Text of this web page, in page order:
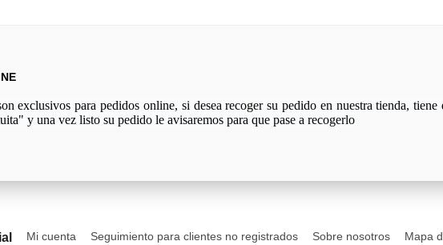
exclusivos para pedidos online, si desea recoger su pedido en nuestra tienda,
y una vez listo su pedido le avisaremos para que pase a recogerlo
Mi cuenta Seguimiento para clientes no registrados Sobre nosotros Mapa